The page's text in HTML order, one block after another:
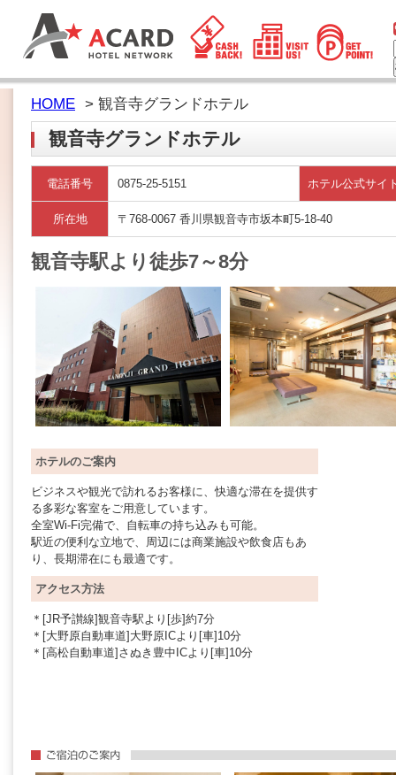
HOME > 観音寺グランドホテル
観音寺グランドホテル
電話番号 0875-25-5151 ホテル公式サイ
所在地 〒768-0067 香川県観音寺市坂本町5-18-40
観音寺駅より徒歩7～8分
ホテルのご案内
ビジネスや観光で訪れるお客様に、快適な滞在を提供す
る多彩な客室をご用意しています。
全室Wi-Fi完備で、自転車の持ち込みも可能。
駅近の便利な立地で、周辺には商業施設や飲食店もあ
り、長期滞在にも最適です。
アクセス方法
＊[JR予讃線]観音寺駅より[歩]約7分
＊[大野原自動車道]大野原ICより[車]10分
＊[高松自動車道]さぬき豊中ICより[車]10分